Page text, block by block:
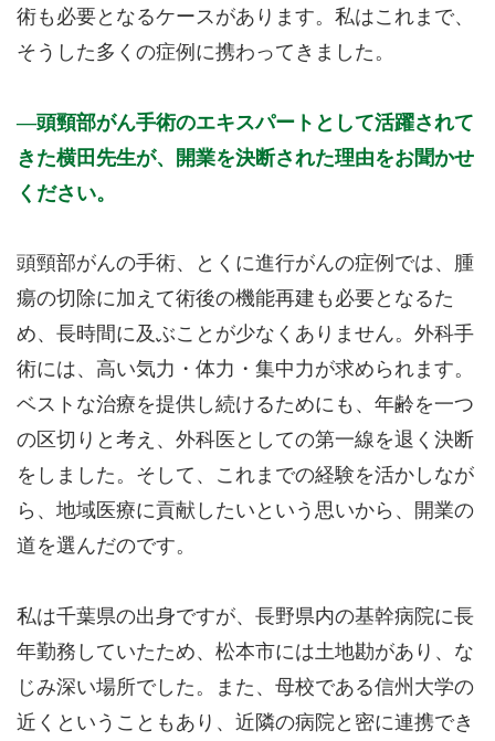
術も必要となるケースがあります。私はこれまで、
そうした多くの症例に携わってきました。
頭頸部がん手術のエキスパートとして活躍されて
きた横田先生が、開業を決断された理由をお聞かせ
ください。
頭頸部がんの手術、とくに進行がんの症例では、腫
瘍の切除に加えて術後の機能再建も必要となるた
め、長時間に及ぶことが少なくありません。外科手
術には、高い気力・体力・集中力が求められます。
ベストな治療を提供し続けるためにも、年齢を一つ
の区切りと考え、外科医としての第一線を退く決断
をしました。そして、これまでの経験を活かしなが
ら、地域医療に貢献したいという思いから、開業の
道を選んだのです。
私は千葉県の出身ですが、長野県内の基幹病院に長
年勤務していたため、松本市には土地勘があり、な
じみ深い場所でした。また、母校である信州大学の
近くということもあり、近隣の病院と密に連携でき